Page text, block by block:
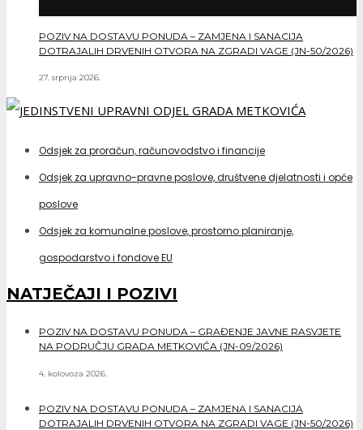
POZIV NA DOSTAVU PONUDA – ZAMJENA I SANACIJA
DOTRAJALIH DRVENIH OTVORA NA ZGRADI VAGE (JN-50/2026)
27. srpnja 2026.
Odsjek za proračun, računovodstvo i financije
Odsjek za upravno-pravne poslove, društvene djelatnosti i opće
poslove
Odsjek za komunalne poslove, prostorno planiranje,
gospodarstvo i fondove EU
NATJEČAJI I POZIVI
POZIV NA DOSTAVU PONUDA – GRAĐENJE JAVNE RASVJETE
NA PODRUČJU GRADA METKOVIĆA (JN-09/2026)
4. kolovoza 2026.
POZIV NA DOSTAVU PONUDA – ZAMJENA I SANACIJA
DOTRAJALIH DRVENIH OTVORA NA ZGRADI VAGE (JN-50/2026)